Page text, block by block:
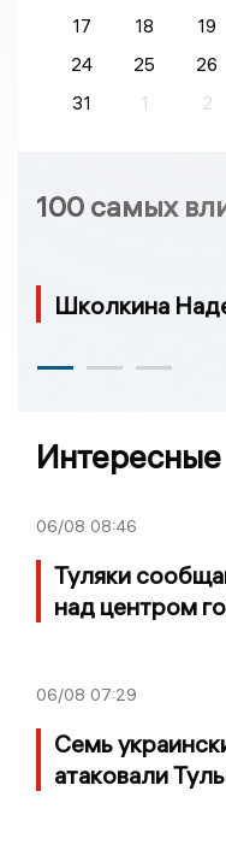
17
18 19
24
25 26
31
1 2
100 самых
Школкина
06/08 08:46
Туляки
над центром
06/08 07:29
Семь
атаковали